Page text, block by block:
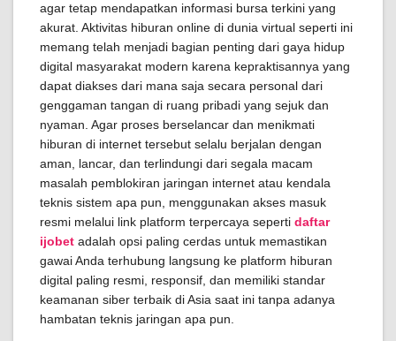
agar tetap mendapatkan informasi bursa terkini yang
akurat. Aktivitas hiburan online di dunia virtual seperti ini
memang telah menjadi bagian penting dari gaya hidup
digital masyarakat modern karena kepraktisannya yang
dapat diakses dari mana saja secara personal dari
genggaman tangan di ruang pribadi yang sejuk dan
nyaman. Agar proses berselancar dan menikmati
hiburan di internet tersebut selalu berjalan dengan
aman, lancar, dan terlindungi dari segala macam
masalah pemblokiran jaringan internet atau kendala
teknis sistem apa pun, menggunakan akses masuk
resmi melalui link platform terpercaya seperti daftar
ijobet adalah opsi paling cerdas untuk memastikan
gawai Anda terhubung langsung ke platform hiburan
digital paling resmi, responsif, dan memiliki standar
keamanan siber terbaik di Asia saat ini tanpa adanya
hambatan teknis jaringan apa pun.